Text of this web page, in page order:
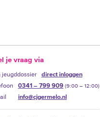
je vraag via
jeugddossier
direct inloggen
0341 – 799 909 (9:00 –‍ 12:00)
info@cjgermelo.nl